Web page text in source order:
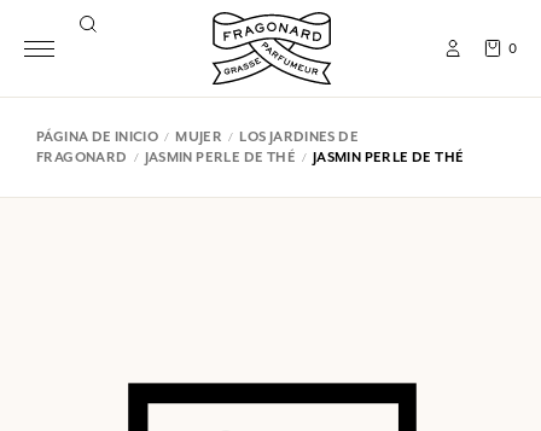
0
PÁGINA DE INICIO MUJER
LOS JARDINES DE
FRAGONARD
JASMIN PERLE DE THÉ JASMIN PERLE DE THÉ